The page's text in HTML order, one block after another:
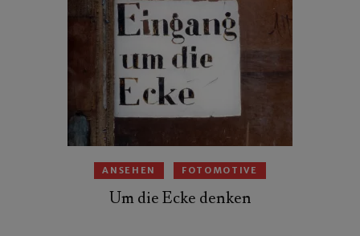
ANSEHEN FOTOMOTIVE
Um die Ecke denken